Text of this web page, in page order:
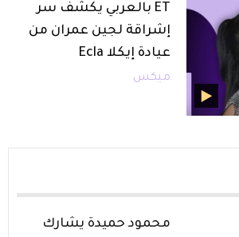
ET بالعربي يكشف سر
إشراقة لجين عمران من
عيادة إيكلا Ecla
ميكس
محمود حميدة يشارك